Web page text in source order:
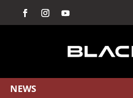
NEWS